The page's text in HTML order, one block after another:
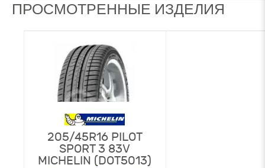
ПРОСМОТРЕННЫЕ ИЗДЕЛИЯ
205/45R16 PILOT
SPORT 3 83V
MICHELIN (DOT5013)